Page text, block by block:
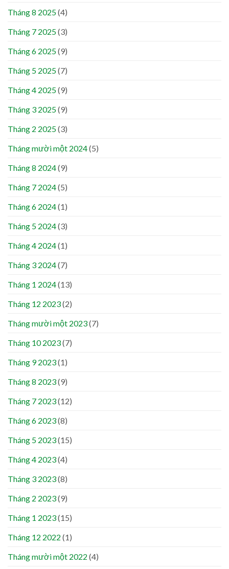
Tháng 8 2025(4)
Tháng 7 2025(3)
Tháng 6 2025(9)
Tháng 5 2025(7)
Tháng 4 2025(9)
Tháng 3 2025(9)
Tháng 2 2025(3)
Tháng mười một 2024(5)
Tháng 8 2024(9)
Tháng 7 2024(5)
Tháng 6 2024(1)
Tháng 5 2024(3)
Tháng 4 2024(1)
Tháng 3 2024(7)
Tháng 1 2024(13)
Tháng 12 2023(2)
Tháng mười một 2023(7)
Tháng 10 2023(7)
Tháng 9 2023(1)
Tháng 8 2023(9)
Tháng 7 2023(12)
Tháng 6 2023(8)
Tháng 5 2023(15)
Tháng 4 2023(4)
Tháng 3 2023(8)
Tháng 2 2023(9)
Tháng 1 2023(15)
Tháng 12 2022 (1)
Tháng mười một 2022 (4)